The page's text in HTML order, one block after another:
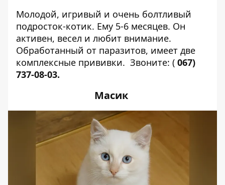
Молодой, игривый и очень болтливый
подросток-котик. Ему 5-6 месяцев. Он
активен, весел и любит внимание.
Обработанный от паразитов, имеет две
комплексные прививки. Звоните: ( 067)
737-08-03.
Масик